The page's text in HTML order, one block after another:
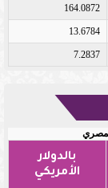
164.0872
13.6784
7.2837
بالدولار
الأمريكي